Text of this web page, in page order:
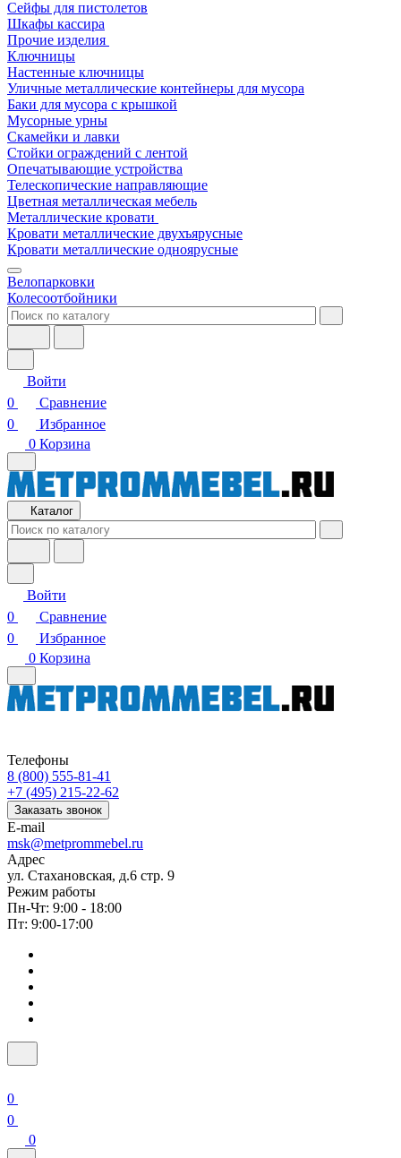
Сейфы для пистолетов
Шкафы кассира
Прочие изделия
Ключницы
Настенные ключницы
Уличные металлические контейнеры для мусора
Баки для мусора с крышкой
Мусорные урны
Скамейки и лавки
Стойки ограждений с лентой
Опечатывающие устройства
Телескопические направляющие
Цветная металлическая мебель
Металлические кровати
Кровати металлические двухъярусные
Кровати металлические одноярусные
Велопарковки
Колесоотбойники
Войти
0
Сравнение
0
Избранное
0 Корзина
Каталог
Войти
0
Сравнение
0
Избранное
0 Корзина
Телефоны
8 (800) 555-81-41
+7 (495) 215-22-62
Заказать звонок
E-mail
msk@metprommebel.ru
Адрес
ул. Стахановская, д.6 стр. 9
Режим работы
Пн-Чт: 9:00 - 18:00
Пт: 9:00-17:00
0
0
0